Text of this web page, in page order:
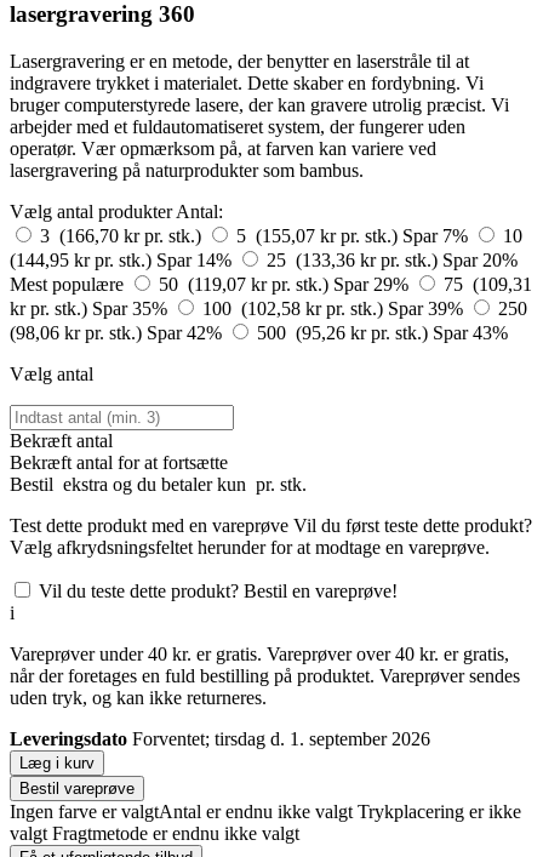
lasergravering 360
Lasergravering er en metode, der benytter en laserstråle til at
indgravere trykket i materialet. Dette skaber en fordybning. Vi
bruger computerstyrede lasere, der kan gravere utrolig præcist. Vi
arbejder med et fuldautomatiseret system, der fungerer uden
operatør. Vær opmærksom på, at farven kan variere ved
lasergravering på naturprodukter som bambus.
Vælg antal produkter Antal:
3 (166,70 kr pr. stk.)
5 (155,07 kr pr. stk.) Spar 7%
10
(144,95 kr pr. stk.) Spar 14% 25 (133,36 kr pr. stk.) Spar 20%
Mest populære
50 (119,07 kr pr. stk.) Spar 29%
75 (109,31
kr pr. stk.) Spar 35% 100 (102,58 kr pr. stk.) Spar 39%
250
(98,06 kr pr. stk.) Spar 42% 500 (95,26 kr pr. stk.) Spar 43%
Vælg antal
Bekræft antal
Bekræft antal for at fortsætte
Bestil ekstra og du betaler kun pr. stk.
Test dette produkt med en vareprøve Vil du først teste dette produkt?
Vælg afkrydsningsfeltet herunder for at modtage en vareprøve.
Vil du teste dette produkt? Bestil en vareprøve!
i
Vareprøver under 40 kr. er gratis. Vareprøver over 40 kr. er gratis,
når der foretages en fuld bestilling på produktet. Vareprøver sendes
uden tryk, og kan ikke returneres.
Leveringsdato Forventet; tirsdag d. 1. september 2026
Læg i kurv
Bestil vareprøve
Ingen farve er valgtAntal er endnu ikke valgt Trykplacering er ikke
valgt Fragtmetode er endnu ikke valgt